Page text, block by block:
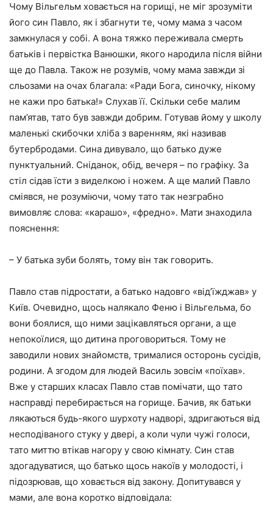
Чому Вільгельм ховається на горищі, не міг зрозуміти
його син Павло, як і збагнути те, чому мама з часом
замкнулася у собі. А вона тяжко переживала смерть
батьків і первістка Ванюшки, якого народила після війни
ще до Павла. Також не розумів, чому мама завжди зі
сльозами на очах благала: «Ради Бога, синочку, нікому
не кажи про батька!» Слухав її. Скільки себе малим
пам’ятав, тато був завжди добрим. Готував йому у школу
маленькі скибочки хліба з варенням, які називав
бутербродами. Сина дивувало, що батько дуже
пунктуальний. Сніданок, обід, вечеря – по графіку. За
стіл сідав їсти з виделкою і ножем. А ще малий Павло
сміявся, не розуміючи, чому тато так незграбно
вимовляє слова: «карашо», «фредно». Мати знаходила
пояснення:
– У батька зуби болять, тому він так говорить.
Павло став підростати, а батько надовго «від’їжджав» у
Київ. Очевидно, щось налякало Феню і Вільгельма, бо
вони боялися, що ними зацікавляться органи, а ще
непокоїлися, що дитина проговориться. Тому не
заводили нових знайомств, трималися осторонь сусідів,
родини. А згодом для людей Василь зовсім «поїхав».
Вже у старших класах Павло став помічати, що тато
насправді перебирається на горище. Бачив, як батьки
лякаються будь-якого шурхоту надворі, здригаються від
несподіваного стуку у двері, а коли чули чужі голоси,
тато миттю втікав нагору у свою кімнату. Син став
здогадуватися, що батько щось накоїв у молодості, і
підозрював, що ховається від закону. Допитувався у
мами, але вона коротко відповідала: